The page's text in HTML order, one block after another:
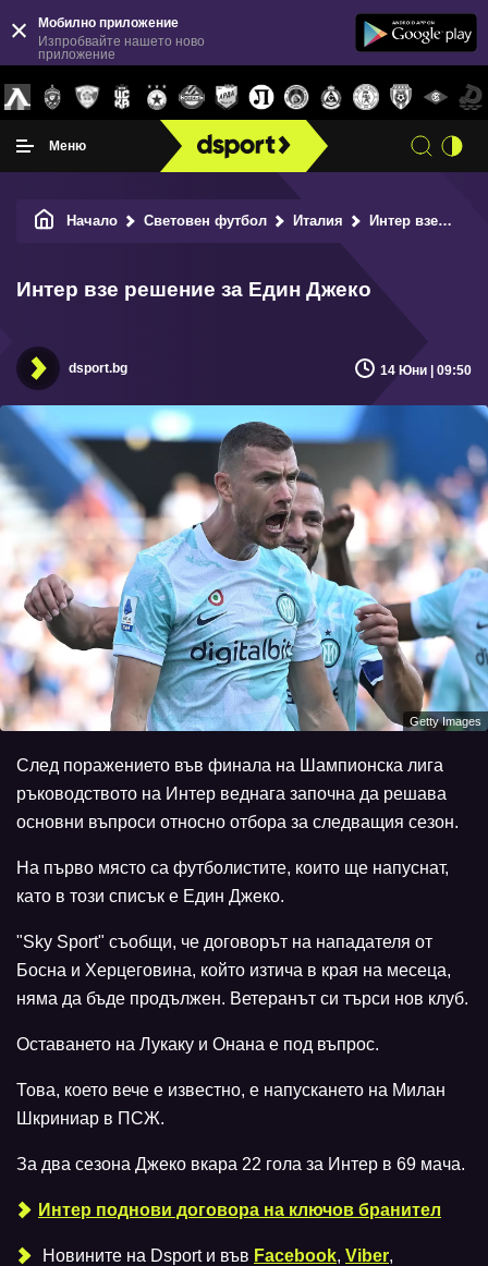
Мобилно приложение
Изпробвайте нашето ново
приложение
Меню
Начало Световен футбол Италия Интер взе решение за Един Джеко
Интер взе решение за Един Джеко
dsport.bg 14 Юни | 09:50
Getty Images
След поражението във финала на Шампионска лига
ръководството на Интер веднага започна да решава
основни въпроси относно отбора за следващия сезон.
На първо място са футболистите, които ще напуснат,
като в този списък е Един Джеко.
"Sky Sport" съобщи, че договорът на нападателя от
Босна и Херцеговина, който изтича в края на месеца,
няма да бъде продължен. Ветеранът си търси нов клуб.
Оставането на Лукаку и Онана е под въпрос.
Това, което вече е известно, е напускането на Милан
Шкриниар в ПСЖ.
За два сезона Джеко вкара 22 гола за Интер в 69 мача.
Интер поднови договора на ключов бранител
Новините на Dsport и във Facebook, Viber,